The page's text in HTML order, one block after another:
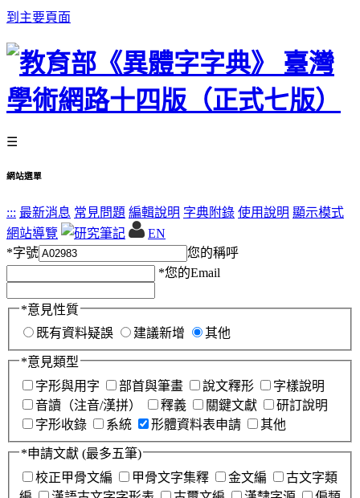
到主要頁面
☰
網站選單
::: 最新消息 常見問題 編輯說明 字典附錄 使用說明 顯示模式
網站導覽
EN
*字號
您的稱呼
*您的Email
*意見性質
既有資料疑誤
建議新增 其他
*意見類型
字形與用字
部首與筆畫 說文釋形
字樣說明
音讀（注音/漢拼）
釋義 關鍵文獻
研訂說明
字形收錄
系統 形體資料表申請 其他
*申請文獻 (最多五筆)
校正甲骨文編
甲骨文字集釋 金文編
古文字類